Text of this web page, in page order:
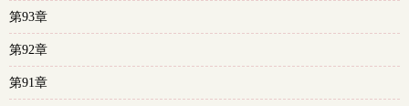
第93章
第92章
第91章